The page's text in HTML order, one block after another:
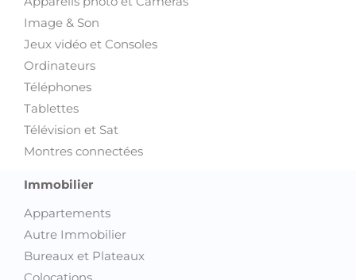
Image & Son
Jeux vidéo et Consoles
Ordinateurs
Téléphones
Tablettes
Télévision et Sat
Montres connectées
Immobilier
Appartements
Autre Immobilier
Bureaux et Plateaux